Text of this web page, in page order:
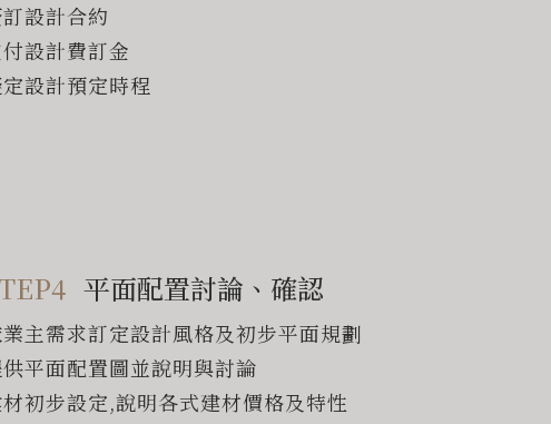
設計合約
設計費訂金
設計預定時程
平面配置討論、確認
主需求訂定設計風格及初步平面規劃
平面配置圖並說明與討論
初步設定,說明各式建材價格及特性